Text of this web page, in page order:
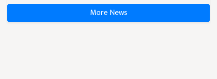
More News